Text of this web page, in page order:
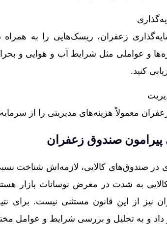
زعفران، ریسک‌هایی را به همراه
و عواملی مثل شرایط آب و هوایی و
کنید.
معمولاً هزینه‌های مدیریتی را از
پیرامون صندوق زعفران
در صندوق‌های کالایی، لازمه‌اش شناخت
نیز از این قانون مستثنی نیست. برای
و به تحلیل و بررسی شرایط و عوامل